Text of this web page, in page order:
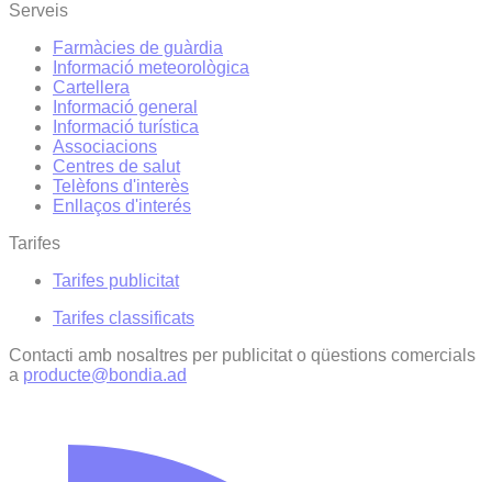
Serveis
Farmàcies de guàrdia
Informació meteorològica
Cartellera
Informació general
Informació turística
Associacions
Centres de salut
Telèfons d'interès
Enllaços d'interés
Tarifes
Tarifes publicitat
Tarifes classificats
Contacti amb nosaltres per publicitat o qüestions comercials
a producte@bondia.ad